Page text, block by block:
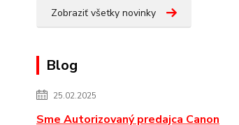
Zobraziť všetky novinky
Blog
25.02.2025
Sme Autorizovaný predajca Canon